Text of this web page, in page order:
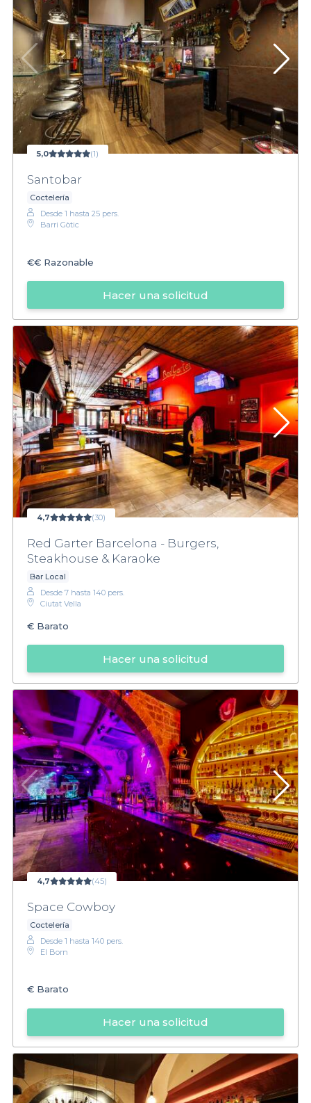
5,0 (1)
Santobar
Coctelería
Desde 1 hasta 25 pers.
Barri Gòtic
€€ Razonable
Hacer una solicitud
4,7 (30)
Red Garter Barcelona - Burgers,
Steakhouse & Karaoke
Bar Local
Desde 7 hasta 140 pers.
Ciutat Vella
€ Barato
Hacer una solicitud
4,7 (45)
Space Cowboy
Coctelería
Desde 1 hasta 140 pers.
El Born
€ Barato
Hacer una solicitud